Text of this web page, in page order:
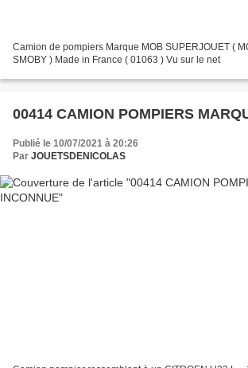
Camion de pompiers Marque MOB SUPERJOUET (
SMOBY ) Made in France ( 01063 ) Vu sur le net
00414 CAMION POMPIERS
Publié le 10/07/2021 à 20:26
Par JOUETSDENICOLAS